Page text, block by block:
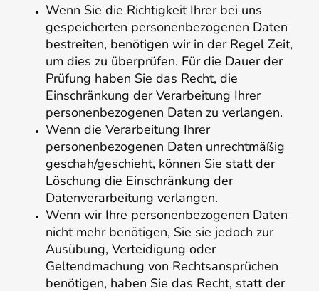
Wenn Sie die Richtigkeit Ihrer bei uns
gespeicherten personenbezogenen Daten
bestreiten, benötigen wir in der Regel Zeit,
um dies zu überprüfen. Für die Dauer der
Prüfung haben Sie das Recht, die
Einschränkung der Verarbeitung Ihrer
personenbezogenen Daten zu verlangen.
Wenn die Verarbeitung Ihrer
personenbezogenen Daten unrechtmäßig
geschah/geschieht, können Sie statt der
Löschung die Einschränkung der
Datenverarbeitung verlangen.
Wenn wir Ihre personenbezogenen Daten
nicht mehr benötigen, Sie sie jedoch zur
Ausübung, Verteidigung oder
Geltendmachung von Rechtsansprüchen
benötigen, haben Sie das Recht, statt der